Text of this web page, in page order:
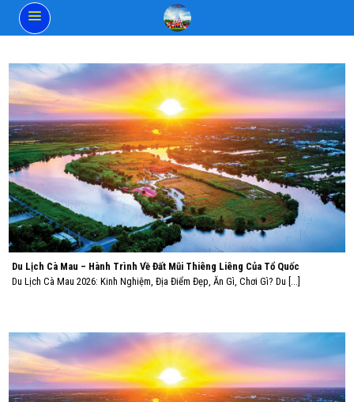
Du Lịch Cà Mau – Hành Trình Về Đất Mũi Thiêng Liêng Của Tổ Quốc
Du Lịch Cà Mau 2026: Kinh Nghiệm, Địa Điểm Đẹp, Ăn Gì, Chơi Gì? Du [...]